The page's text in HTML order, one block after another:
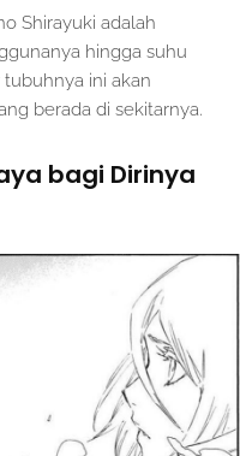
Shirayuki adalah
hingga suhu
ini akan
berada di sekitarnya.
bagi Dirinya